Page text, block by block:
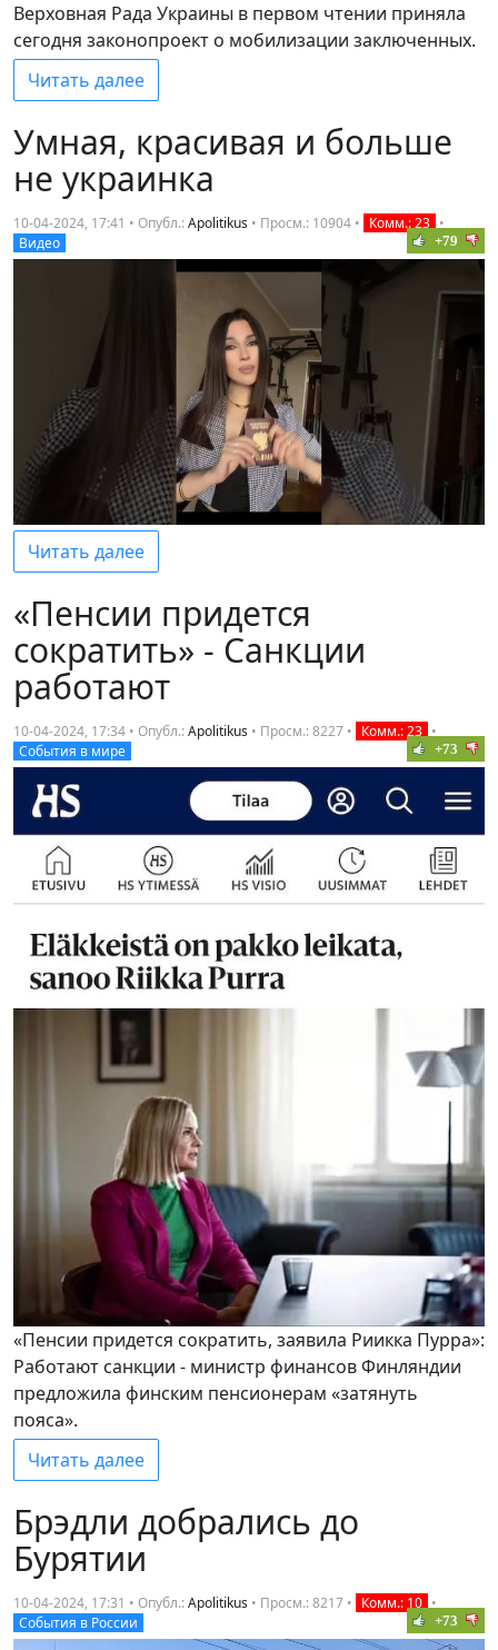
Верховная Рада Украины в первом чтении приняла
сегодня законопроект о мобилизации заключенных.
Читать далее
Умная, красивая и больше
не украинка
10-04-2024, 17:41 • Опубл.:Apolitikus • Просм.: 10904 • Комм.: 23 •
Видео
+79
Читать далее
«Пенсии придется
сократить» - Санкции
работают
10-04-2024, 17:34 • Опубл.:Apolitikus • Просм.: 8227 • Комм.: 23 •
События в мире
+73
«Пенсии придется сократить, заявила Риикка Пурра»:
Работают санкции - министр финансов Финляндии
предложила финским пенсионерам «затянуть
пояса».
Читать далее
Брэдли добрались до
Бурятии
10-04-2024, 17:31 • Опубл.:Apolitikus • Просм.: 8217 • Комм.: 10 •
События в России
+73